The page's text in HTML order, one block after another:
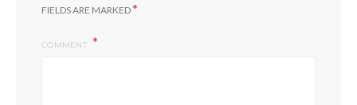
FIELDS ARE MARKED*
COMMENT